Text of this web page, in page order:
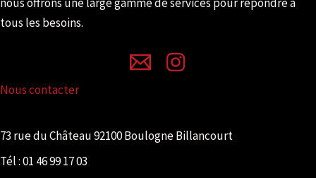
tous les besoins.
Nous contacter
73 rue du Château 92100 Boulogne Billancourt
Tél :01 46 99 17 03